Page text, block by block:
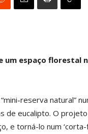
um espaço florestal
reserva natural”
de eucalipto. O
e torná-lo num